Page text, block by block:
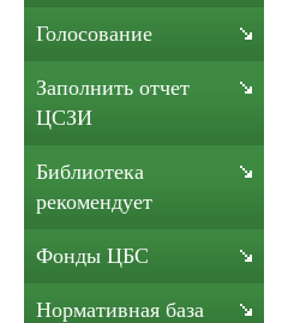
Голосование
Заполнить отчет
ЦСЗИ
Библиотека
рекомендует
Фонды ЦБС
Нормативная база